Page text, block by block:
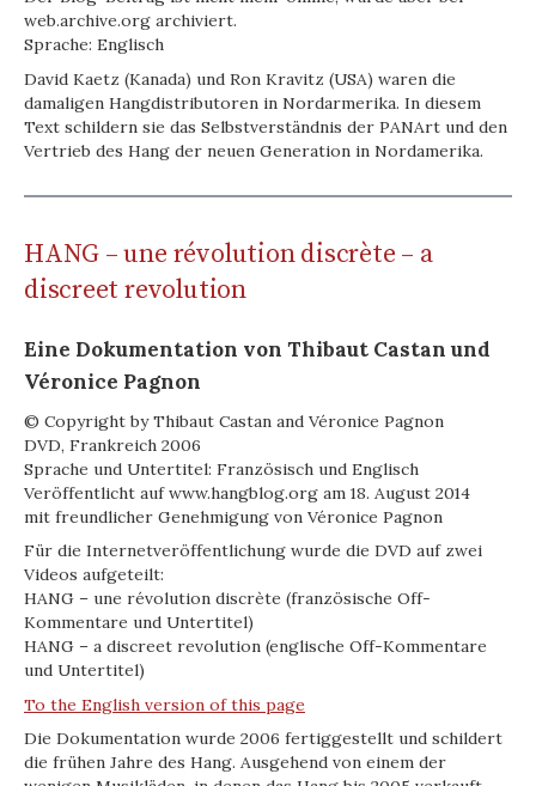
web.archive.org archiviert.
Sprache: Englisch
David Kaetz (Kanada) und Ron Kravitz (USA) waren die
damaligen Hangdistributoren in Nordarmerika. In diesem
Text schildern sie das Selbstverständnis der PANArt und den
Vertrieb des Hang der neuen Generation in Nordamerika.
HANG – une révolution discrète – a
discreet revolution
Eine Dokumentation von Thibaut Castan und
Véronice Pagnon
© Copyright by Thibaut Castan and Véronice Pagnon
DVD, Frankreich 2006
Sprache und Untertitel: Französisch und Englisch
Veröffentlicht auf www.hangblog.org am 18. August 2014
mit freundlicher Genehmigung von Véronice Pagnon
Für die Internetveröffentlichung wurde die DVD auf zwei
Videos aufgeteilt:
HANG – une révolution discrète (französische Off-
Kommentare und Untertitel)
HANG – a discreet revolution (englische Off-Kommentare
und Untertitel)
To the English version of this page
Die Dokumentation wurde 2006 fertiggestellt und schildert
die frühen Jahre des Hang. Ausgehend von einem der